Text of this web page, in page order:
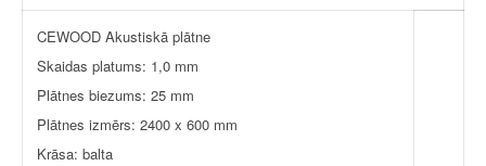
CEWOOD Akustiskā plātne
Skaidas platums: 1,0 mm
Plātnes biezums: 25 mm
Plātnes izmērs: 2400 x 600 mm
Krāsa: balta